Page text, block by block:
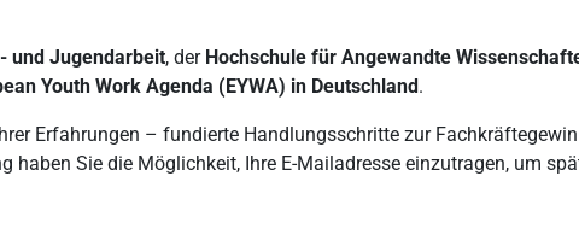
und Jugendarbeit, der Hochschule für Angewandte
Youth Work Agenda (EYWA) in Deutschland.
Erfahrungen – fundierte Handlungsschritte zur
Sie die Möglichkeit, Ihre E-Mailadresse einzutragen, um